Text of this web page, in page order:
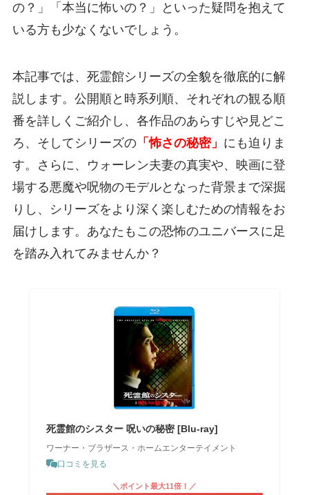
の？」「本当に怖いの？」といった疑問を抱えて
いる方も少なくないでしょう。
本記事では、死霊館シリーズの全貌を徹底的に解
説します。公開順と時系列順、それぞれの観る順
番を詳しくご紹介し、各作品のあらすじや見どこ
ろ、そしてシリーズの「怖さの秘密」 にも迫りま
す。さらに、ウォーレン夫妻の真実や、映画に登
場する悪魔や呪物のモデルとなった背景まで深掘
りし、シリーズをより深く楽しむための情報をお
届けします。あなたもこの恐怖のユニバースに足
を踏み入れてみませんか？
死霊館のシスター 呪いの秘密 [Blu-ray]
ワーナー・ブラザース・ホームエンターテイメント
口コミを見る
＼ポイント最大11倍！／